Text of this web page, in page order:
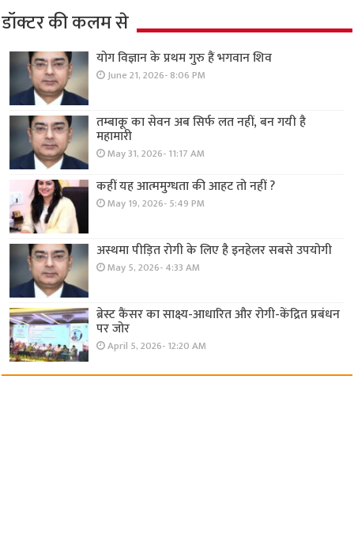
डॉक्टर की कलम से
योग विज्ञान के प्रथम गुरु हैं भगवान शिव
June 21, 2026- 8:06 PM
तम्बाकू का सेवन अब सिर्फ लत नहीं, बन गयी है
महामारी
May 31, 2026- 11:17 AM
कहीं यह आत्ममुग्धता की आहट तो नहीं ?
May 19, 2026- 5:49 PM
अस्थमा पीड़ित रोगी के लिए है इनहेलर सबसे उपयोगी
May 5, 2026- 4:33 AM
ब्रेस्ट कैंसर का साक्ष्य-आधारित और रोगी-केंद्रित प्रबंधन
पर जोर
April 5, 2026- 12:20 AM